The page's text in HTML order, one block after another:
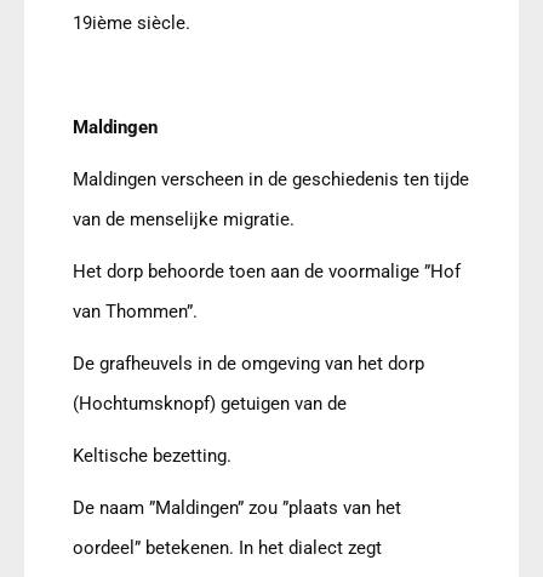
19ième siècle.
Maldingen
Maldingen verscheen in de geschiedenis ten tijde
van de menselijke migratie.
Het dorp behoorde toen aan de voormalige ”Hof
van Thommen”.
De grafheuvels in de omgeving van het dorp
(Hochtumsknopf) getuigen van de
Keltische bezetting.
De naam ”Maldingen” zou ”plaats van het
oordeel” betekenen. In het dialect zegt